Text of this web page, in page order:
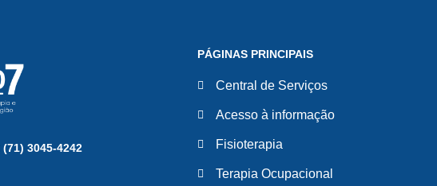
(71) 3045-4242
PÁGINAS PRINCIPAIS
Central de Serviços
Acesso à informação
Fisioterapia
Terapia Ocupacional